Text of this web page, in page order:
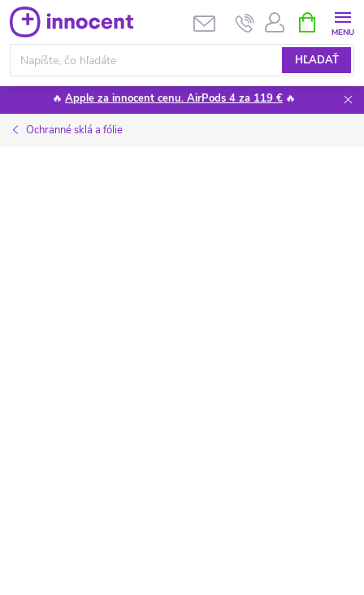
Prejsť
na
obsah
HĽADAŤ
KOŠÍK
🔥 Apple za innocent cenu. AirPods 4 za 119 € 🔥
Ochranné sklá a fólie